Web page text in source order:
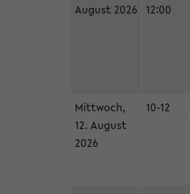
August 2026
12:00
Mittwoch,
12. August
2026
10-12